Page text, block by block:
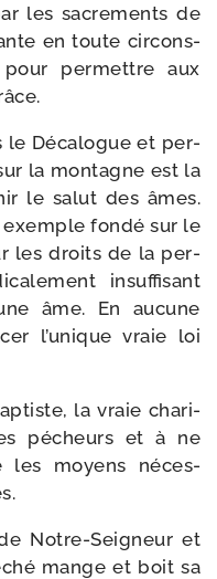
les sacre­ments de
en toute cir­cons­
per­mettre aux
le Décalogue et per­
la mon­tagne est la
le salut des âmes.
fon­dé sur le
les droits de la per­
insuf­fi­sant
âme. En aucune
l’unique vraie loi
la vraie cha­ri­
pécheurs et à ne
les moyens néces­
Notre-​Seigneur et
mange et boit sa